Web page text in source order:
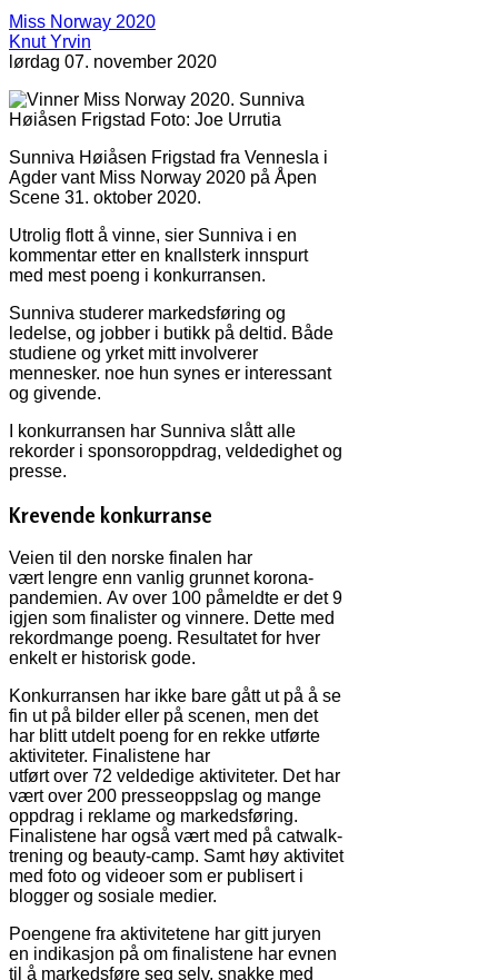
Miss Norway 2020
Knut Yrvin
lørdag 07. november 2020
Sunniva Høiåsen Frigstad fra Vennesla i
Agder vant Miss Norway 2020 på Åpen
Scene 31. oktober 2020.
Utrolig flott å vinne, sier Sunniva i en
kommentar etter en knallsterk innspurt
med mest poeng i konkurransen.
Sunniva studerer markedsføring og
ledelse, og jobber i butikk på deltid. Både
studiene og yrket mitt involverer
mennesker. noe hun synes er interessant
og givende.
I konkurransen har Sunniva slått alle
rekorder i sponsoroppdrag, veldedighet og
presse.
Krevende konkurranse
Veien til den norske finalen har
vært lengre enn vanlig grunnet korona-
pandemien. Av over 100 påmeldte er det 9
igjen som finalister og vinnere. Dette med
rekordmange poeng. Resultatet for hver
enkelt er historisk gode.
Konkurransen har ikke bare gått ut på å se
fin ut på bilder eller på scenen, men det
har blitt utdelt poeng for en rekke utførte
aktiviteter. Finalistene har
utført over 72 veldedige aktiviteter. Det har
vært over 200 presseoppslag og mange
oppdrag i reklame og markedsføring.
Finalistene har også vært med på catwalk-
trening og beauty-camp. Samt høy aktivitet
med foto og videoer som er publisert i
blogger og sosiale medier.
Poengene fra aktivitetene har gitt juryen
en indikasjon på om finalistene har evnen
til å markedsføre seg selv, snakke med